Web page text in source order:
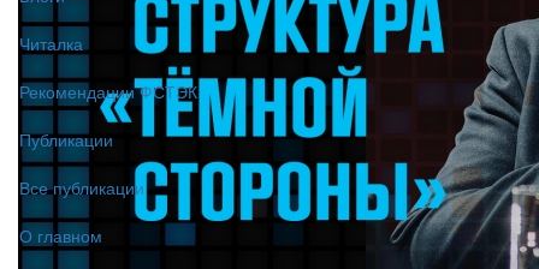
Читалка
Рекомендации ФСТЭК
Публикации
Все публикации
О главном